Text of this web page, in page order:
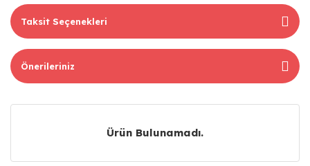
Taksit Seçenekleri
Önerileriniz
Ürün Bulunamadı.